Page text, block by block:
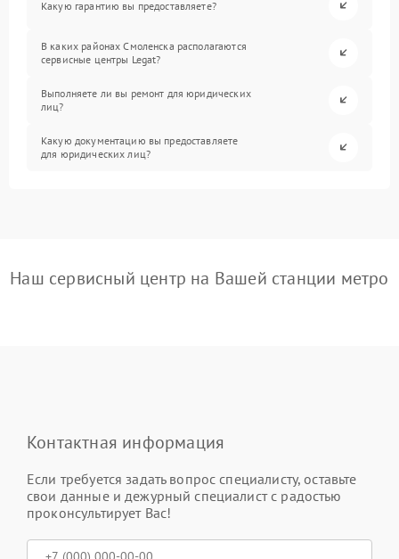
Какую гарантию вы предоставляете?
В каких районах Смоленска располагаются
сервисные центры Legat?
Выполняете ли вы ремонт для юридических
лиц?
Какую документацию вы предоставляете
для юридических лиц?
Наш сервисный центр на Вашей станции метро
Контактная информация
Если требуется задать вопрос специалисту, оставьте
свои данные и дежурный специалист с радостью
проконсультирует Вас!